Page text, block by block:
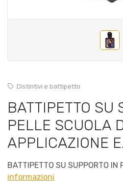
Distintivi e battipetto
BATTIPETTO SU
PELLE SCUOLA
APPLICAZIONE
BATTIPETTO SU SUPPORTO IN
informazioni